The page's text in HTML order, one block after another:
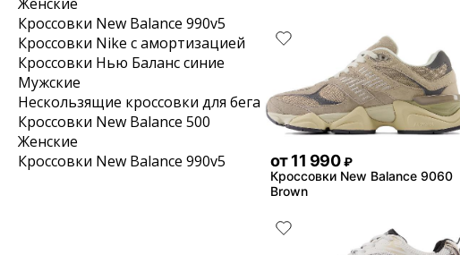
Кроссовки New Balance 990v5
Кроссовки Nike с амортизацией
Кроссовки Нью Баланс синие
Мужские
Нескользящие кроссовки для бега
Кроссовки New Balance 500
Женские
Кроссовки New Balance 990v5
от11 990 ₽
Кроссовки New Balance 9060
Brown